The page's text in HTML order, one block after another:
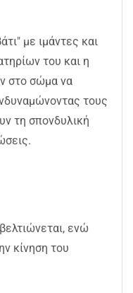
με ιμάντες και
του και η
στο σώμα να
τους
τη σπονδυλική
ενώ
κίνηση του